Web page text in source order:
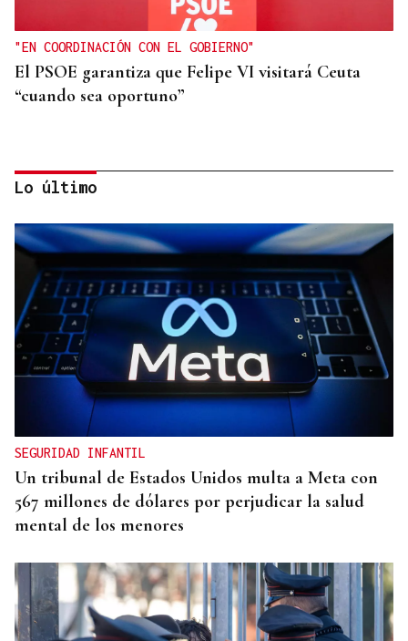
"EN COORDINACIÓN CON EL GOBIERNO"
El PSOE garantiza que Felipe VI visitará Ceuta
“cuando sea oportuno”
FIESTAS DE SAGUNT
Denuncian el logo sexista de una peña taurina de
Valencia con un toro "sometiendo sexualmente a
una mujer"
Lo último
SEGURIDAD INFANTIL
Un tribunal de Estados Unidos multa a Meta con
567 millones de dólares por perjudicar la salud
mental de los menores